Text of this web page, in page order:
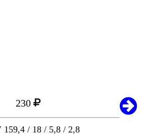
230
/ 18 / 5,8 / 2,8